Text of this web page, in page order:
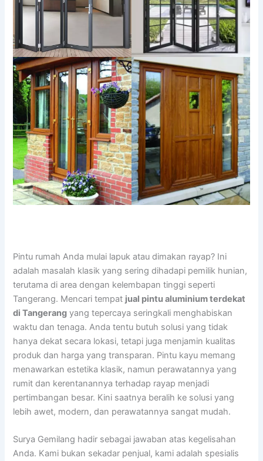
Pintu rumah Anda mulai lapuk atau dimakan rayap? Ini
adalah masalah klasik yang sering dihadapi pemilik hunian,
terutama di area dengan kelembapan tinggi seperti
Tangerang. Mencari tempat jual pintu aluminium terdekat
di Tangerang yang tepercaya seringkali menghabiskan
waktu dan tenaga. Anda tentu butuh solusi yang tidak
hanya dekat secara lokasi, tetapi juga menjamin kualitas
produk dan harga yang transparan. Pintu kayu memang
menawarkan estetika klasik, namun perawatannya yang
rumit dan kerentanannya terhadap rayap menjadi
pertimbangan besar. Kini saatnya beralih ke solusi yang
lebih awet, modern, dan perawatannya sangat mudah.
Surya Gemilang hadir sebagai jawaban atas kegelisahan
Anda. Kami bukan sekadar penjual, kami adalah spesialis